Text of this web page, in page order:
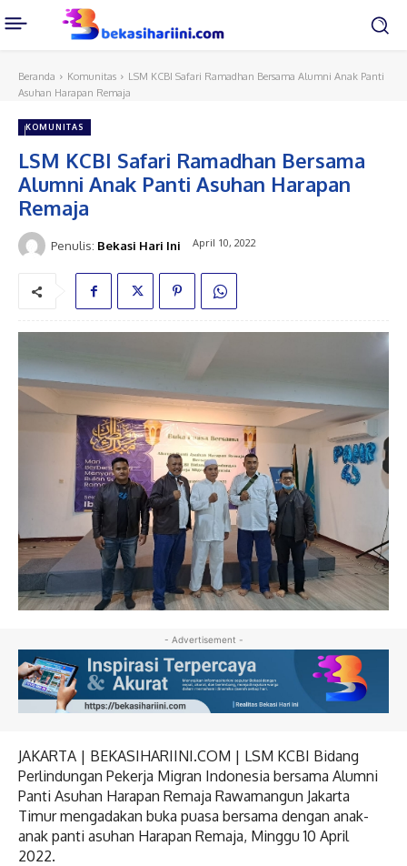
Beranda Komunitas
LSM KCBI Safari Ramadhan Bersama Alumni Anak Panti
Asuhan Harapan Remaja
KOMUNITAS
LSM KCBI Safari Ramadhan Bersama
Alumni Anak Panti Asuhan Harapan
Remaja
Penulis: Bekasi Hari Ini April 10, 2022
- Advertisement -
JAKARTA | BEKASIHARIINI.COM | LSM KCBI Bidang
Perlindungan Pekerja Migran Indonesia bersama Alumni
Panti Asuhan Harapan Remaja Rawamangun Jakarta
Timur mengadakan buka puasa bersama dengan anak-
anak panti asuhan Harapan Remaja, Minggu 10 April
2022.